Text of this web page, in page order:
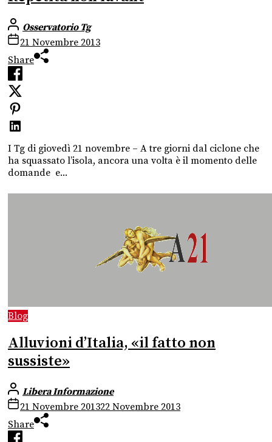
Osservatorio Tg
21 Novembre 2013
Share
I Tg di giovedì 21 novembre – A tre giorni dal ciclone che
ha squassato l’isola, ancora una volta è il momento delle
domande e...
Blog
Alluvioni d’Italia, «il fatto non
sussiste»
Libera Informazione
21 Novembre 201322 Novembre 2013
Share